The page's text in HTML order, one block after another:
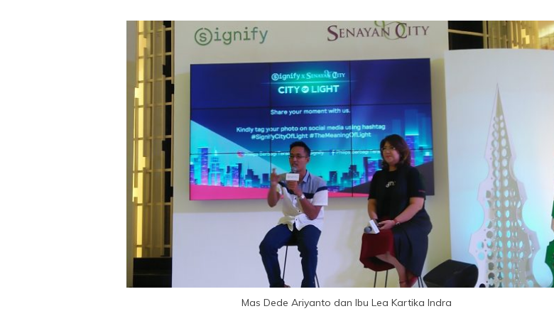
Mas Dede Ariyanto dan Ibu Lea Kartika Indra